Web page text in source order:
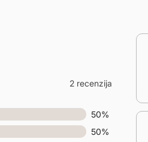
2 recenzija
50%
50%